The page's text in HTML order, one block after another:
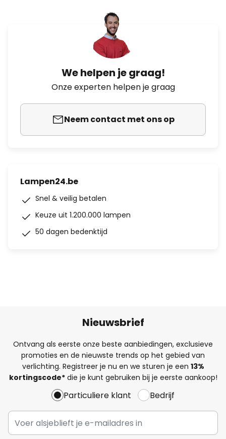
We helpen je graag!
Onze experten helpen je graag
Neem contact met ons op
Lampen24.be
Snel & veilig betalen
Keuze uit 1.200.000 lampen
50 dagen bedenktijd
Nieuwsbrief
Ontvang als eerste onze beste aanbiedingen, exclusieve
promoties en de nieuwste trends op het gebied van
verlichting. Registreer je nu en we sturen je een 13%
kortingscode*die je kunt gebruiken bij je eerste aankoop!
Particuliere klant Bedrijf